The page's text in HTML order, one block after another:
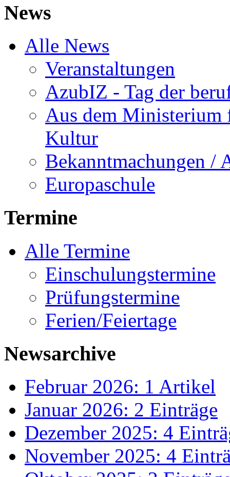
News
Alle News
Veranstaltungen
AzubIZ - Tag der
Aus dem Ministerium
Kultur
Bekanntmachungen /
Europaschule
Termine
Alle Termine
Einschulungstermine
Prüfungstermine
Ferien/Feiertage
Newsarchive
Februar 2026: 1 Artikel
Januar 2026: 2 Einträge
Dezember 2025: 4
November 2025: 4